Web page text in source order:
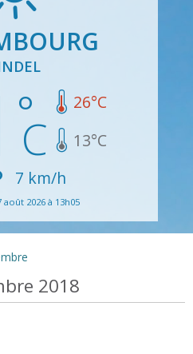
26°C
13°C
7 km/h
2026 à 13h05
2018